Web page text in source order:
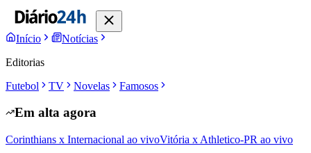
Início
Notícias
Editorias
Futebol
TV Novelas Famosos
Em alta agora
Corinthians x Internacional ao vivoVitória x Athletico-PR ao vivo